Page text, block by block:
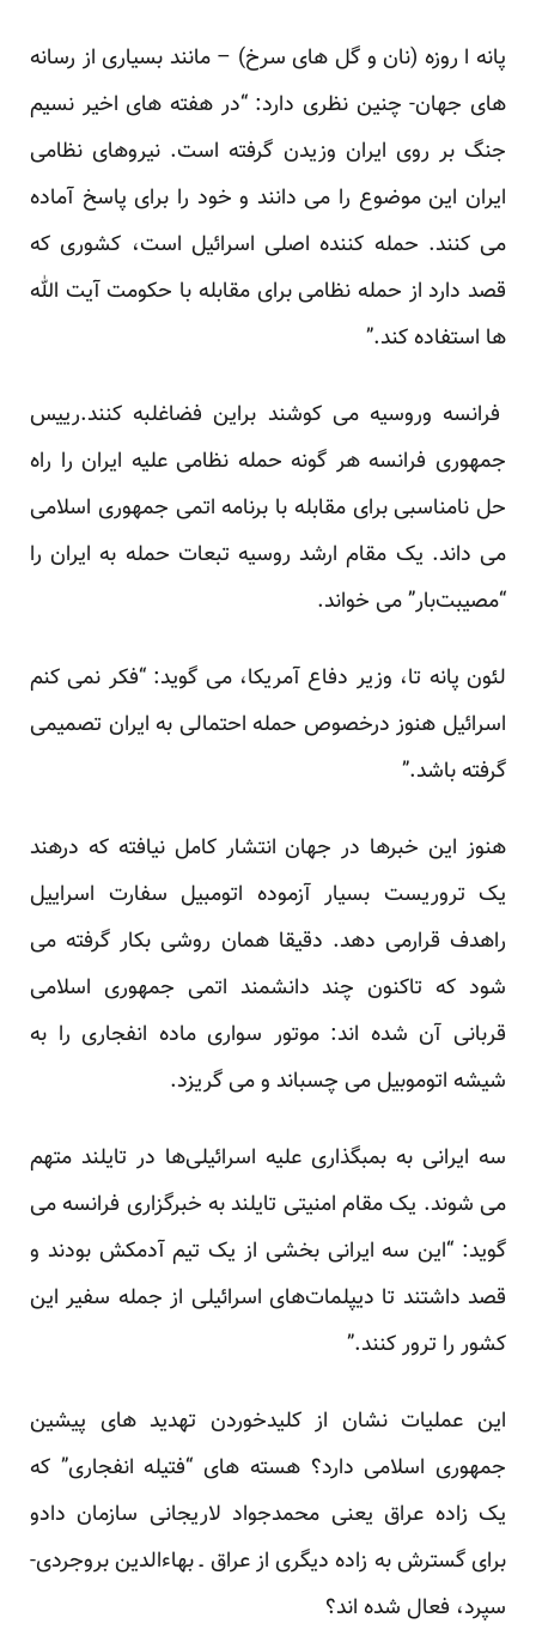
پانه ا روزه (نان و گل های سرخ) – مانند بسیاری از رسانه
های جهان- چنین نظری دارد: “در هفته های اخیر نسیم
جنگ بر روی ایران وزیدن گرفته است. نیروهای نظامی
ایران این موضوع را می دانند و خود را برای پاسخ آماده
می کنند. حمله کننده اصلی اسرائیل است، کشوری که
قصد دارد از حمله نظامی برای مقابله با حکومت آیت الله
ها استفاده کند.”
فرانسه وروسیه می کوشند براین فضاغلبه کنند.رییس
جمهوری فرانسه هر گونه حمله نظامی علیه ایران را راه
حل نامناسبی برای مقابله با برنامه اتمی جمهوری اسلامی
می داند. یک مقام ارشد روسیه تبعات حمله به ایران را
“مصیبت‌بار” می خواند.
لئون پانه تا، وزیر دفاع آمریکا، می گوید: “فکر نمی کنم
اسرائیل هنوز درخصوص حمله احتمالی به ایران تصمیمی
گرفته باشد.”
هنوز این خبرها در جهان انتشار کامل نیافته که درهند
یک تروریست بسیار آزموده اتومبیل سفارت اسراییل
راهدف قرارمی دهد. دقیقا همان روشی بکار گرفته می
شود که تاکنون چند دانشمند اتمی جمهوری اسلامی
قربانی آن شده اند: موتور سواری ماده انفجاری را به
شیشه اتوموبیل می چسباند و می گریزد.
سه ایرانی به بمبگذاری علیه اسرائیلی‌ها در تایلند متهم
می شوند. یک مقام امنیتی تایلند به خبرگزاری فرانسه می
گوید: “این سه ایرانی بخشی از یک تیم آدمکش بودند و
قصد داشتند تا دیپلمات‌های اسرائیلی از جمله سفیر این
کشور را ترور کنند.”
این عملیات نشان از کلیدخوردن تهدید های پیشین
جمهوری اسلامی دارد؟ هسته های “فتیله انفجاری” که
یک زاده عراق یعنی محمدجواد لاریجانی سازمان دادو
برای گسترش به زاده دیگری از عراق ـ بهاءالدین بروجردی-
سپرد، فعال شده اند؟